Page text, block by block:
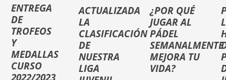
ENTREGA
DE
TROFEOS
Y
MEDALLAS
CURSO
2022/2023
ACTUALIZADA
LA
CLASIFICACIÓN
DE
NUESTRA
LIGA
¿POR QUÉ
JUGAR AL
PÁDEL
SEMANALMENTE
MEJORA TU
VIDA?